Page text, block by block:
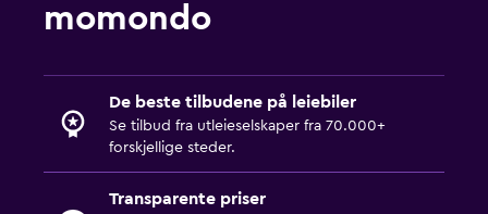
momondo
De beste tilbudene på leiebiler
Se tilbud fra utleieselskaper fra 70.000+
forskjellige steder.
Transparente priser